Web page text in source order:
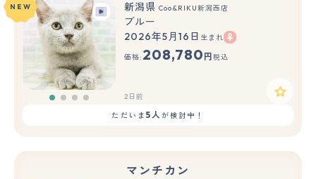
NEW
新潟県 Coo&RIKU新潟西店
ブルー
2026年5月16日 生まれ
価格: 208,780 円 税込
2日前
ただいま 5人が検討中！
マンチカン